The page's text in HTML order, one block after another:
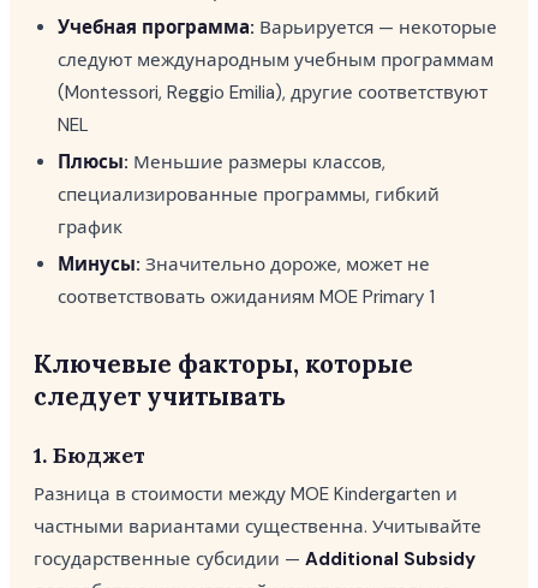
Учебная программа: Варьируется — некоторые
следуют международным учебным программам
(Montessori, Reggio Emilia), другие соответствуют
NEL
Плюсы: Меньшие размеры классов,
специализированные программы, гибкий
график
Минусы: Значительно дороже, может не
соответствовать ожиданиям MOE Primary 1
Ключевые факторы, которые
следует учитывать
1. Бюджет
Разница в стоимости между MOE Kindergarten и
частными вариантами существенна. Учитывайте
государственные субсидии — Additional Subsidy